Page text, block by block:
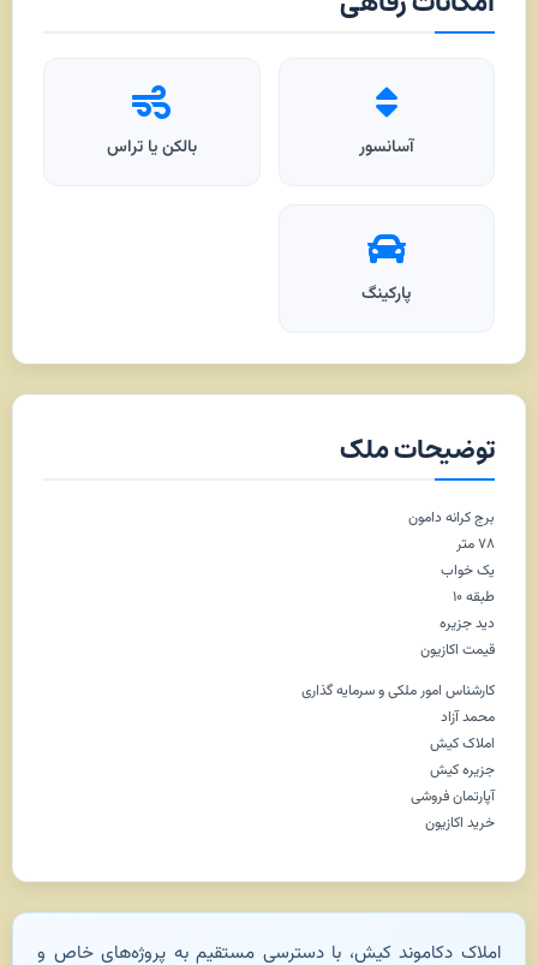
آسانسور بالکن یا تراس
پارکینگ
توضیحات ملک
برج کرانه دامون
۷۸ متر
یک خواب
طبقه ۱۰
دید جزیره
قیمت اکازیون
کارشناس امور ملکی و سرمایه گذاری
محمد آزاد
املاک کیش
جزیره کیش
آپارتمان فروشی
خرید اکازیون
املاک دکاموند کیش، با دسترسی مستقیم به پروژه‌های خاص و